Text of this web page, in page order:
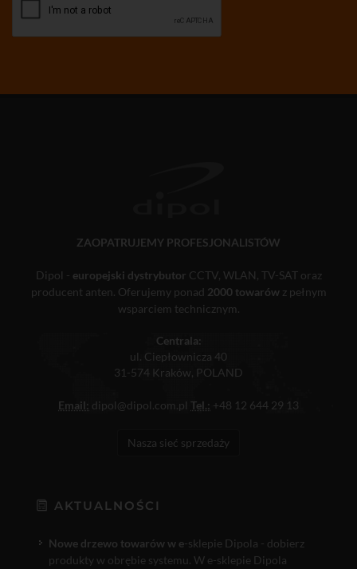
ZAOPATRUJEMY PROFESJONALISTÓW
Dipol - europejski dystrybutor CCTV, WLAN, TV-SAT oraz
producent anten. Oferujemy ponad 2000 towarówz pełnym
wsparciem technicznym.
Centrala:
ul. Ciepłownicza 40
31-574 Kraków, POLAND
Email: dipol@dipol.com.pl Tel.: +48 12 644 29 13
Nasza sieć sprzedaży
AKTUALNOŚCI
Nowe drzewo towarów w e-sklepie Dipola - dobierz
produkty w obrębie systemu. W e-sklepie Dipola